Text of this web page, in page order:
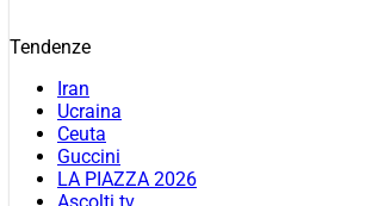
Tendenze
Iran
Ucraina
Ceuta
Guccini
LA PIAZZA 2026